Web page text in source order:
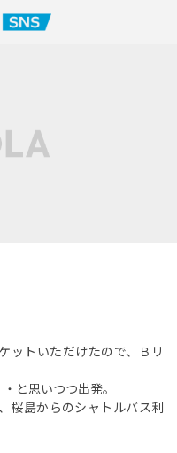
ットいただけたので、Ｂリ
と思いつつ出発。
桜島からのシャトルバス利